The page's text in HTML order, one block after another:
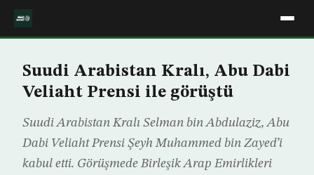
Suudi Arabistan Kralı, Abu Dabi
Veliaht Prensi ile görüştü
Suudi Arabistan Kralı Selman bin Abdulaziz, Abu
Dabi Veliaht Prensi Şeyh Muhammed bin Zayed’i
kabul etti. Görüşmede Birleşik Arap Emirlikleri